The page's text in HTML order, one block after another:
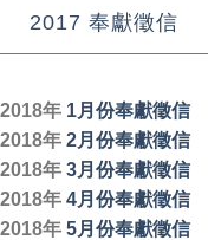
2017 奉獻徵信
2018年 1月份奉獻徵信
2018年 2月份奉獻徵信
2018年 3月份奉獻徵信
2018年 4月份奉獻徵信
2018年 5月份奉獻徵信